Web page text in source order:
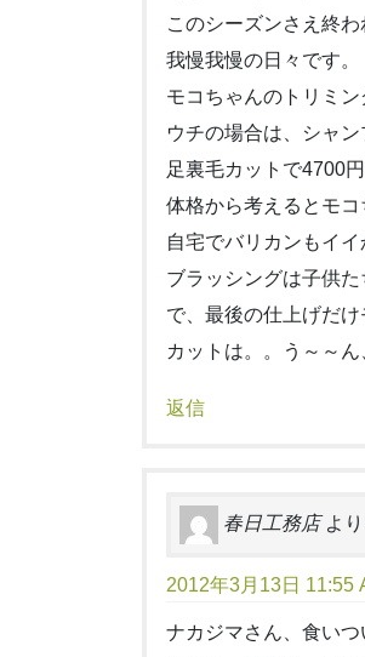
このシーズンさえ終
我慢我慢の日々です。
モコちゃんのトリミン
ウチの場合は、シャ
足裏毛カットで4700円
体格から考えるとモコ
自宅でバリカンもイイ
ブラッシングは子供
で、最後の仕上げだけ
カットは。。う～～
返信
春日工務店 よ
2012年3月13日 11:55
ナカジマさん、食いつ